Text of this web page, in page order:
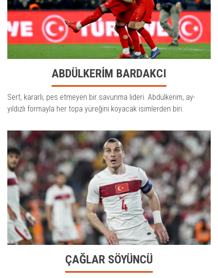
ABDÜLKERİM BARDAKCI
Sert, kararlı, pes etmeyen bir savunma lideri. Abdülkerim, ay-
yıldızlı formayla her topa yüreğini koyacak isimlerden biri.
ÇAĞLAR SÖYÜNCÜ